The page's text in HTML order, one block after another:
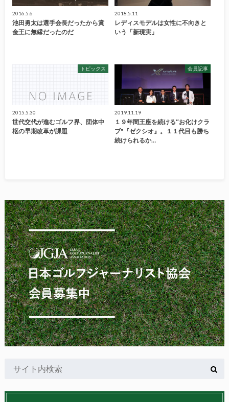
2016.5.6
池田勇太は選手会長だったから賞
金王に無縁だったのだ
2018.5.11
レディスモデルは女性に不向きと
いう「新現実」
トピックス
2015.5.30
世代交代が進むゴルフ界、団体中
枢の早期改革が課題
会員記事
2019.11.19
１９年間王座を続ける″お化けクラ
ブ"『ゼクシオ』。１１代目も勝ち
続けられるか…